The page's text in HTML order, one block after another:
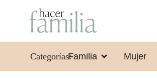
Categorías:Familia Mujer